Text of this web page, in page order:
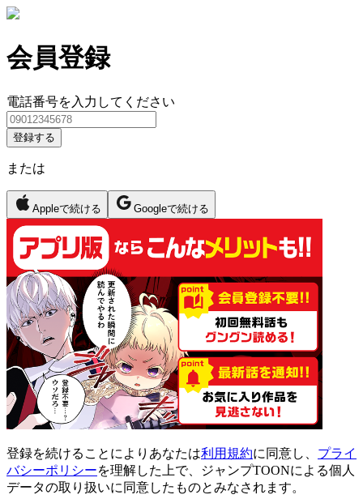
会員登録
電話番号を入力してください
登録する
または
Appleで続ける Googleで続ける
登録を続けることによりあなたは利用規約に同意し、 プライ
バシーポリシーを理解した上で、ジャンプTOONによる個人
データの取り扱いに同意したものとみなされます。